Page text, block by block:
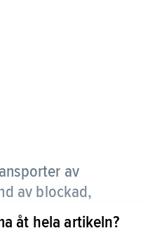
av
av blockad,
åt hela artikeln?